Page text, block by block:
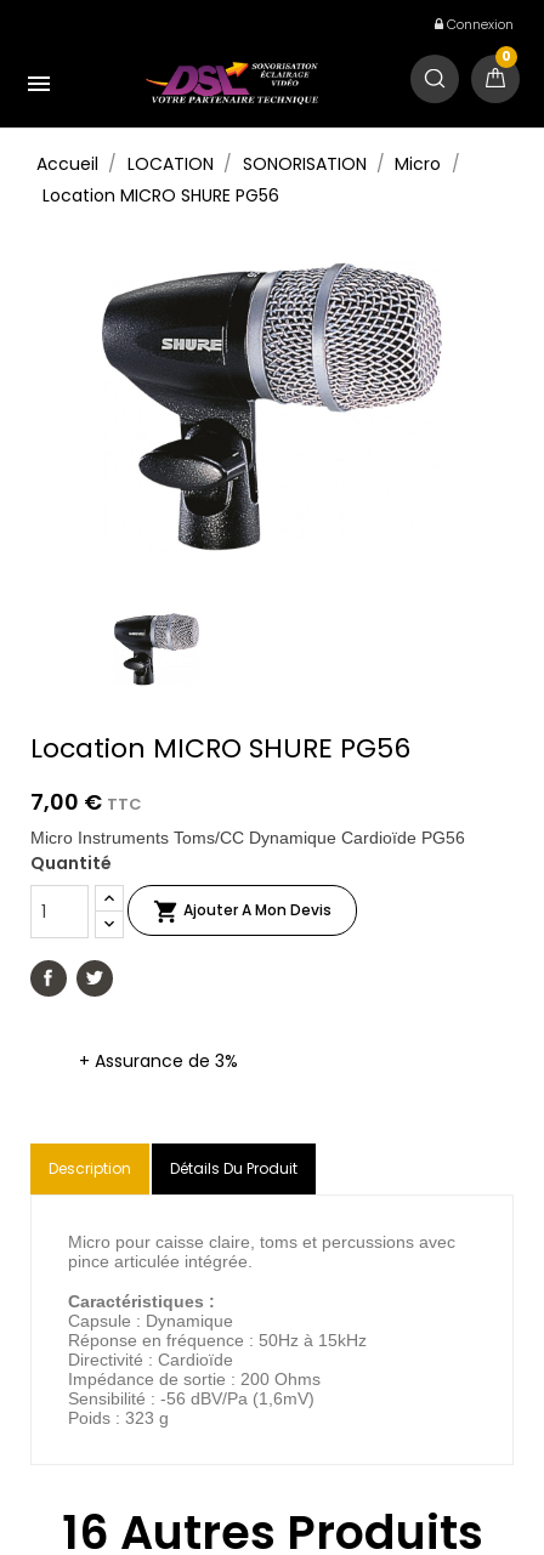
Connexion

0
Accueil LOCATION SONORISATION
Micro
Location MICRO SHURE PG56
Location MICRO SHURE PG56
7,00 € TTC
Micro Instruments Toms/CC Dynamique Cardioïde PG56
Quantité
 Ajouter A Mon Devis
+ Assurance de 3%
Description Détails Du Produit
Micro pour caisse claire, toms et percussions avec
pince articulée intégrée.
Caractéristiques :
Capsule : Dynamique
Réponse en fréquence : 50Hz à 15kHz
Directivité : Cardioïde
Impédance de sortie : 200 Ohms
Sensibilité : -56 dBV/Pa (1,6mV)
Poids : 323 g
16 Autres Produits